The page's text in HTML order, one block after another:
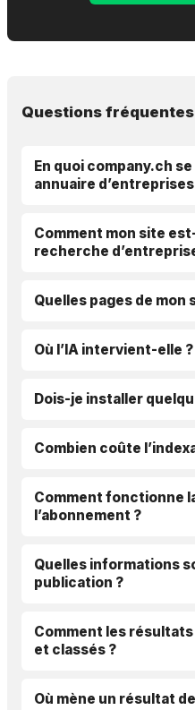
Questions fréquentes
En quoi company.ch
annuaire
Comment mon site
recherche
Quelles pages de mon
Où l’IA intervient-elle ?
Dois-je installer
Combien coûte
Comment fonctionne
l’abonnement ?
Quelles informations
publication ?
Comment les
et classés ?
Où mène un résultat